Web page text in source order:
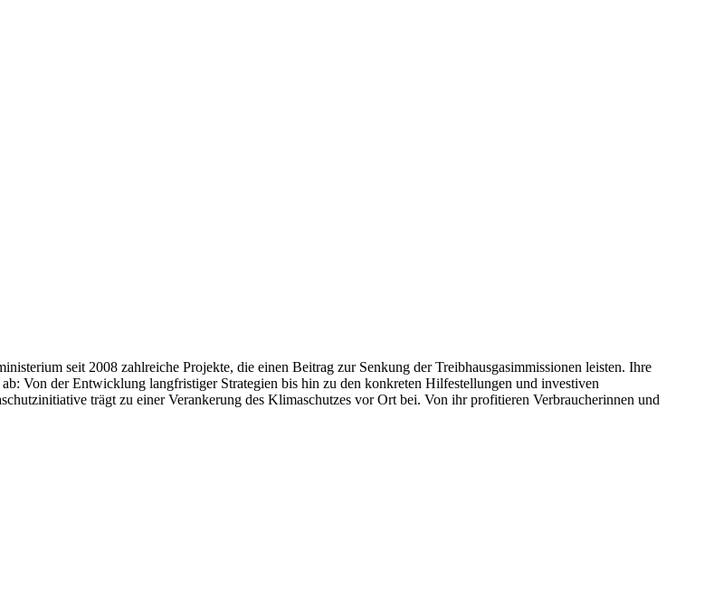
seit 2008 zahlreiche Projekte, die einen Beitrag zur Senkung der Treibhausgasimmissionen leisten. Ihre
Von der Entwicklung langfristiger Strategien bis hin zu den konkreten Hilfestellungen und investiven
trägt zu einer Verankerung des Klimaschutzes vor Ort bei. Von ihr profitieren Verbraucherinnen und